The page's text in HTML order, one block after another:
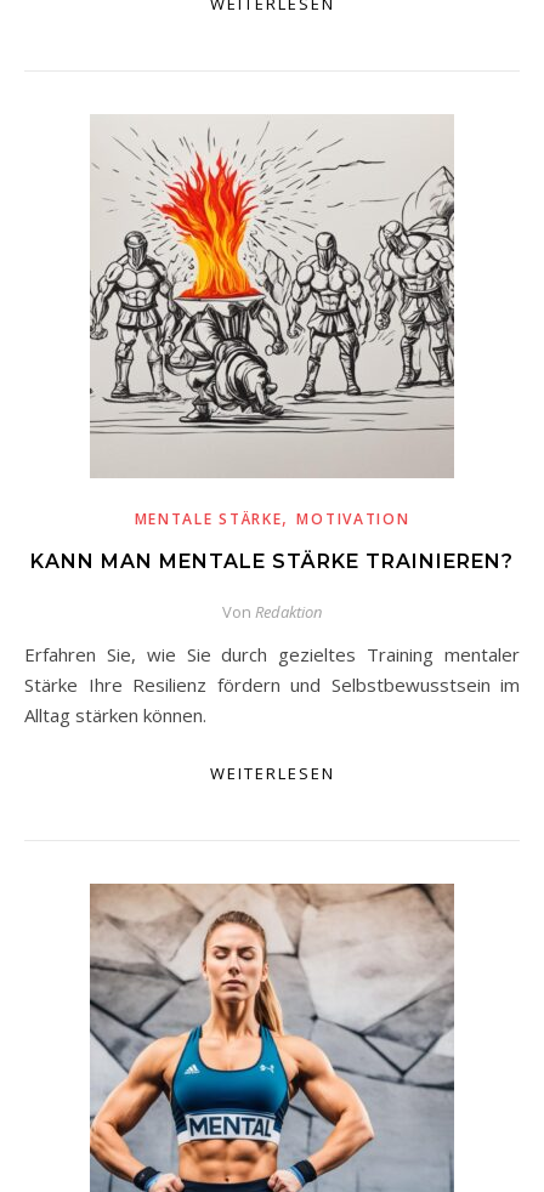
MENTALE STÄRKE,MOTIVATION
KANN MAN MENTALE STÄRKE TRAINIEREN?
Von Redaktion
Erfahren Sie, wie Sie durch gezieltes Training mentaler
Stärke Ihre Resilienz fördern und Selbstbewusstsein im
Alltag stärken können.
WEITERLESEN